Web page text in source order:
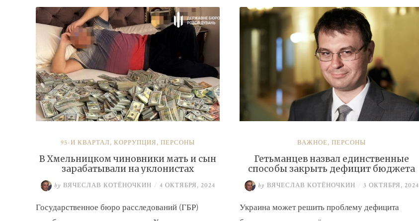
налогов» Буданова
и
Умерова»
95-Й КВАРТАЛ, КОРРУПЦИЯ, ПЕРСОНЫ
В Хмельницком чиновники мать и сын
зарабатывали на уклонистах
by ВЯЧЕСЛАВ КОТЁНОЧКИН / 4 ОКТЯБРЯ, 2024
Государственное бюро расследований (ГБР)
ВАЖНОЕ, ПЕРСОНЫ
Гетьманцев назвал единственные
способы закрыть дефицит бюджета
by ВЯЧЕСЛАВ КОТЁНОЧКИН / 3 ОКТЯБРЯ, 2024
Украина может решить проблему дефицита